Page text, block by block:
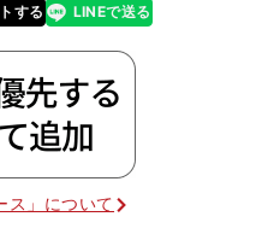
する
line LINEで送る
ス」について